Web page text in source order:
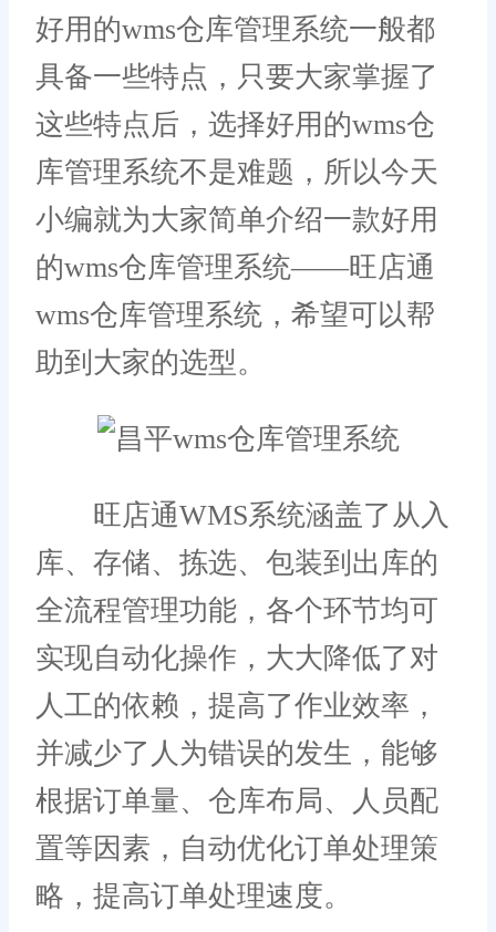
好用的wms仓库管理系统一般都
具备一些特点，只要大家掌握了
这些特点后，选择好用的wms仓
库管理系统不是难题，所以今天
小编就为大家简单介绍一款好用
的wms仓库管理系统——旺店通
wms仓库管理系统，希望可以帮
助到大家的选型。
旺店通WMS系统涵盖了从入
库、存储、拣选、包装到出库的
全流程管理功能，各个环节均可
实现自动化操作，大大降低了对
人工的依赖，提高了作业效率，
并减少了人为错误的发生，能够
根据订单量、仓库布局、人员配
置等因素，自动优化订单处理策
略，提高订单处理速度。